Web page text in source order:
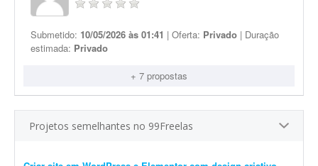
Submetido: 10/05/2026 às 01:41 | Oferta: Privado | Duração
estimada: Privado
+ 7 propostas
Projetos semelhantes no 99Freelas